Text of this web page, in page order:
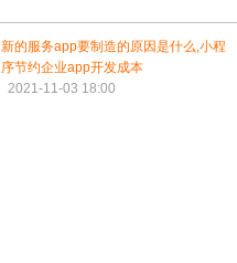
新的服务app要制造的原因是什么,小程
序节约企业app开发成本
2021-11-03 18:00